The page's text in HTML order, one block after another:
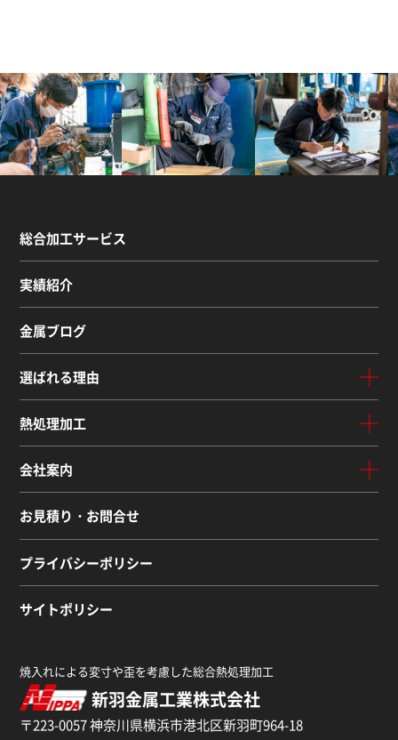
総合加工サービス
実績紹介
金属ブログ
選ばれる理由
熱処理加工
会社案内
お見積り・お問合せ
プライバシーポリシー
サイトポリシー
焼入れによる変寸や歪を考慮した総合熱処理加工
新羽金属工業株式会社
〒223-0057 神奈川県横浜市港北区新羽町964-18